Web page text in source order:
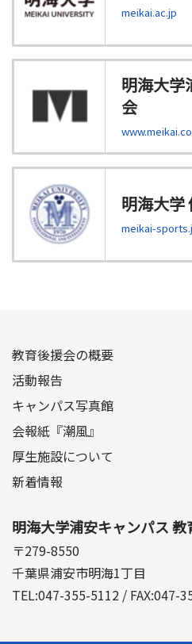
meikai.ac.jp
明海大学
会
明海大学
meikai-
明海大学浦安キャンパス 教
〒279-8550
千葉県浦安市明海1丁目
TEL:047-355-5112 / FAX:047-
教育後援会の概要
活動報告
キャンパス写真館
会報紙『潮風』
厚生施設について
新着情報